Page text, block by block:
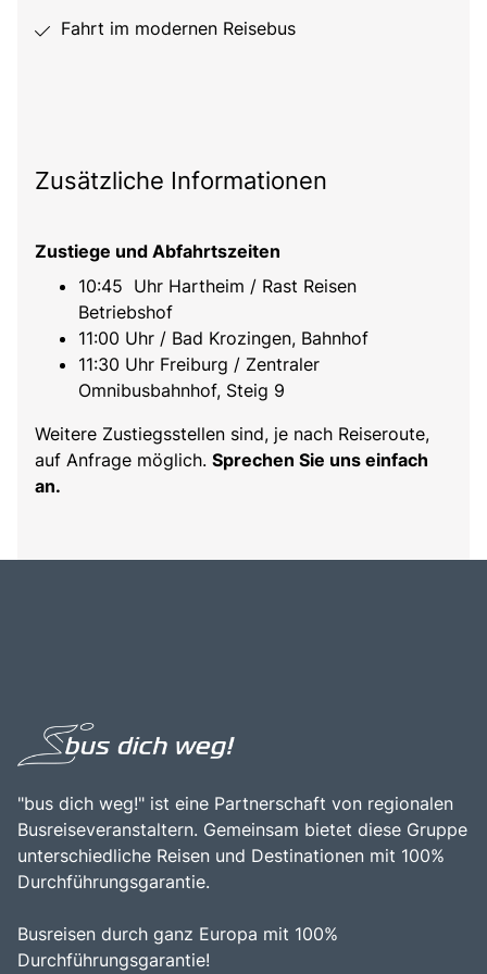
Fahrt im modernen Reisebus
Zusätzliche Informationen
Zustiege und Abfahrtszeiten
10:45 Uhr Hartheim / Rast Reisen
Betriebshof
11:00 Uhr / Bad Krozingen, Bahnhof
11:30 Uhr Freiburg / Zentraler
Omnibusbahnhof, Steig 9
Weitere Zustiegsstellen sind, je nach Reiseroute,
auf Anfrage möglich. Sprechen Sie uns einfach
an.
"bus dich weg!" ist eine Partnerschaft von regionalen
Busreiseveranstaltern. Gemeinsam bietet diese Gruppe
unterschiedliche Reisen und Destinationen mit 100%
Durchführungsgarantie.
Busreisen durch ganz Europa mit 100%
Durchführungsgarantie!